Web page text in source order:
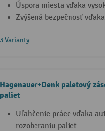
Úspora miesta vďaka
Zvýšená bezpečnosť
3 Varianty
Hagenauer+Denk paletový
paliet
Uľahčenie práce vďaka
rozoberaniu paliet